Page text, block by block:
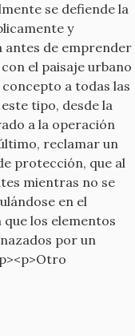
se defiende la
y
antes de emprender
el paisaje urbano
a todas las
tipo, desde la
a la operación
reclamar un
protección, que al
mientras no se
en el
los elementos
por un